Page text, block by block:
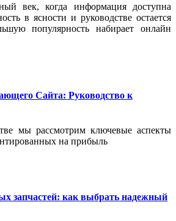
век, когда информация доступна
в ясности и руководстве остается
популярность набирает онлайн
Сайта: Руководство к
мы рассмотрим ключевые аспекты
на прибыль
запчастей: как выбрать надежный